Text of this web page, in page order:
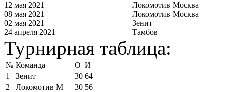
12 мая 2021
Локомотив Москва
08 мая 2021
Локомотив Москва
02 мая 2021
Зенит
24 апреля 2021
Тамбов
Турнирная таблица:
№ Команда О И
1
Зенит 30 64
2
Локомотив М 30 56